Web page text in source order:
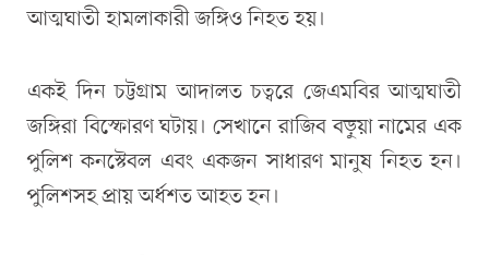
আত্মঘাতী হামলাকারী জঙ্গিও নিহত হয়।
একই দিন চট্টগ্রাম আদালত চত্বরে জেএমবির আত্মঘাতী
জঙ্গিরা বিস্ফোরণ ঘটায়। সেখানে রাজিব বড়ুয়া নামের এক
পুলিশ কনস্টেবল এবং একজন সাধারণ মানুষ নিহত হন।
পুলিশসহ প্রায় অর্ধশত আহত হন।